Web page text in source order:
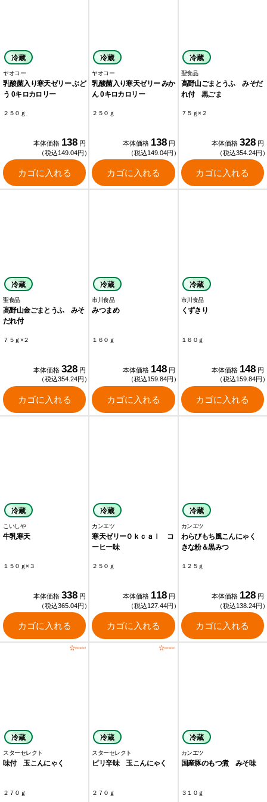
冷蔵
ヤオコー
乳酸菌入り寒天ゼリー ぶど
う 0キロカロリー
２５０ｇ
本体価格 138 円
（税込149.04円）
カゴに入れる
冷蔵
ヤオコー
乳酸菌入り寒天ゼリー みか
ん 0キロカロリー
２５０ｇ
本体価格 138 円
（税込149.04円）
カゴに入れる
冷蔵
聖食品
高野山ごまとうふ みそだ
れ付 黒ごま
７５ｇ×２
本体価格 328 円
（税込354.24円
カゴに入れる
冷蔵
聖食品
高野山金ごまとうふ みそ
だれ付
７５ｇ×２
本体価格 328 円
（税込354.24円）
カゴに入れる
冷蔵
市川食品
みつまめ
１６０ｇ
本体価格 148 円
（税込159.84円）
カゴに入れる
冷蔵
市川食品
くずきり
１６０ｇ
本体価格 148 円
（税込159.84円
カゴに入れる
冷蔵
こいしや
牛乳寒天
１５０ｇ×３
本体価格 338 円
（税込365.04円）
カゴに入れる
冷蔵
カンエツ
寒天ゼリー０ｋｃａｌ コ
ーヒー味
２５０ｇ
本体価格 118 円
（税込127.44円）
カゴに入れる
冷蔵
カンエツ
わらびもち風こんにゃく
きな粉＆黒みつ
１２５ｇ
本体価格 128 円
（税込138.24円
カゴに入れる
冷蔵
スターセレクト
味付 玉こんにゃく
２７０ｇ
冷蔵
スターセレクト
ピリ辛味 玉こんにゃく
２７０ｇ
冷蔵
カンエツ
国産豚のもつ煮 みそ味
３１０ｇ